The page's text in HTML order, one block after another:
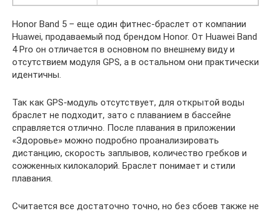
Honor Band 5 – еще один фитнес-браслет от компании
Huawei, продаваемый под брендом Honor. От Huawei Band
4 Pro он отличается в основном по внешнему виду и
отсутствием модуля GPS, а в остальном они практически
идентичны.
Так как GPS-модуль отсутствует, для открытой воды
браслет не подходит, зато с плаванием в бассейне
справляется отлично. После плавания в приложении
«Здоровье» можно подробно проанализировать
дистанцию, скорость заплывов, количество гребков и
сожженных килокалорий. Браслет понимает и стили
плавания.
Считается все достаточно точно, но без сбоев также не